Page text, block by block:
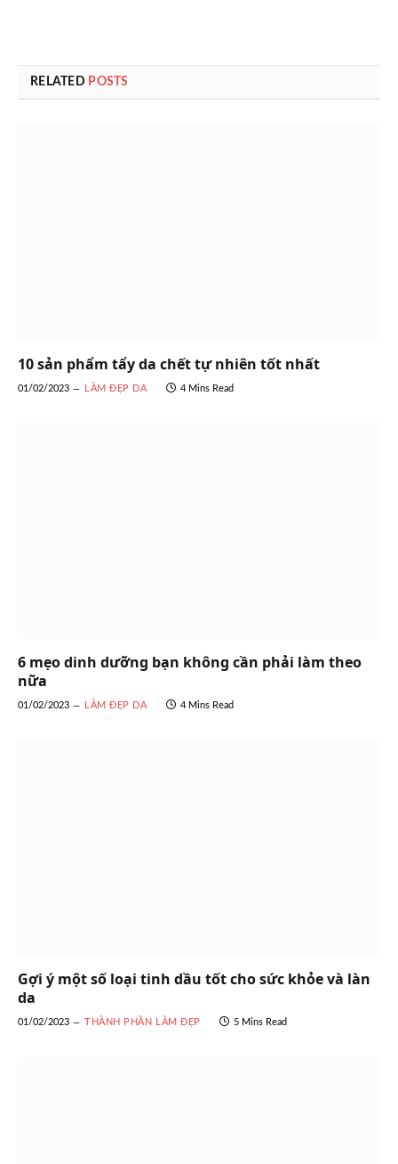
RELATED POSTS
10 sản phẩm tẩy da chết tự nhiên tốt nhất
01/02/2023 LÀM ĐẸP DA 4 Mins Read
6 mẹo dinh dưỡng bạn không cần phải làm theo
nữa
01/02/2023 LÀM ĐẸP DA 4 Mins Read
Gợi ý một số loại tinh dầu tốt cho sức khỏe và làn
da
01/02/2023 THÀNH PHẦN LÀM ĐẸP 5 Mins Read